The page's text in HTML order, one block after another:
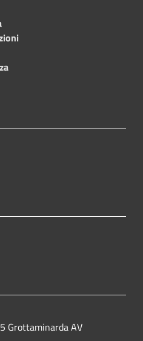
Grottaminarda AV